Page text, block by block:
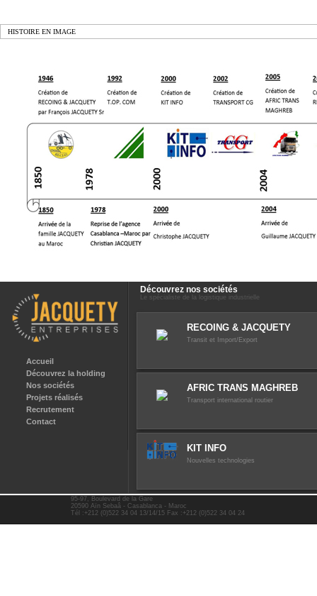
HISTOIRE EN IMAGE
Accueil
Découvrez la holding
Nos sociétés
Projets réalisés
Recrutement
Contact
Découvrez nos sociétés
Le spécialiste de la logistique industrielle
RECOING & JACQUETY
Transit et Import/Export
AFRIC TRANS MAGHREB
Transport international routier
KIT INFO
Nouvelles technologies
95-97, Boulevard de la Gare
20590 Aïn Sebaâ - Casablanca - Maroc
Tél :+212 (0)522 34 04 13/14/15 Fax :+212 (0)522 34 04 24